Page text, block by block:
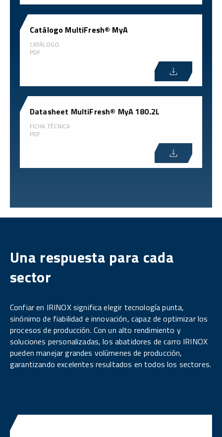
Catálogo MultiFresh® MyA
CATÁLOGO
PDF
Datasheet MultiFresh® MyA 180.2L
FICHA TÉCNICA
PDF
Una respuesta para cada
sector
Confiar en IRINOX significa elegir tecnología punta,
sinónimo de fiabilidad e innovación, capaz de optimizar los
procesos de producción. Con un alto rendimiento y
soluciones personalizadas, los abatidores de carro IRINOX
pueden manejar grandes volúmenes de producción,
garantizando excelentes resultados en todos los sectores.